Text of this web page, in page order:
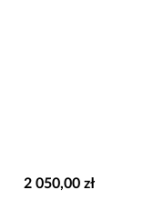
2 050,00 zł